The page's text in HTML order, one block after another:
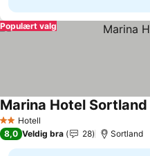
Populært valg
2 Stjerner
Hotell
Marina Hotel Sortland
8,0 Veldig bra 28 Sortland